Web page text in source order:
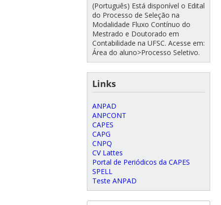
(Português) Está disponível o Edital
do Processo de Seleção na
Modalidade Fluxo Contínuo do
Mestrado e Doutorado em
Contabilidade na UFSC. Acesse em:
Área do aluno>Processo Seletivo.
Links
ANPAD
ANPCONT
CAPES
CAPG
CNPQ
CV Lattes
Portal de Periódicos da CAPES
SPELL
Teste ANPAD